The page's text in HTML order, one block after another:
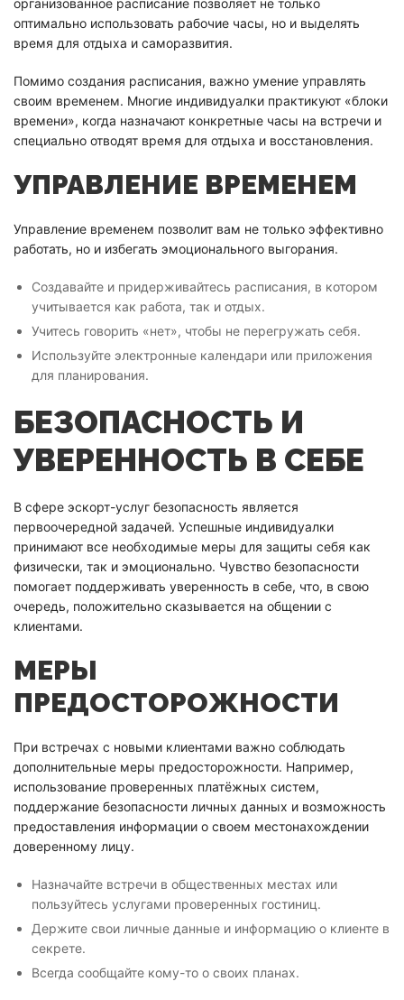
организованное расписание позволяет не только
оптимально использовать рабочие часы, но и выделять
время для отдыха и саморазвития.
Помимо создания расписания, важно умение управлять
своим временем. Многие индивидуалки практикуют «блоки
времени», когда назначают конкретные часы на встречи и
специально отводят время для отдыха и восстановления.
УПРАВЛЕНИЕ ВРЕМЕНЕМ
Управление временем позволит вам не только эффективно
работать, но и избегать эмоционального выгорания.
Создавайте и придерживайтесь расписания, в котором
учитывается как работа, так и отдых.
Учитесь говорить «нет», чтобы не перегружать себя.
Используйте электронные календари или приложения
для планирования.
БЕЗОПАСНОСТЬ И
УВЕРЕННОСТЬ В СЕБЕ
В сфере эскорт-услуг безопасность является
первоочередной задачей. Успешные индивидуалки
принимают все необходимые меры для защиты себя как
физически, так и эмоционально. Чувство безопасности
помогает поддерживать уверенность в себе, что, в свою
очередь, положительно сказывается на общении с
клиентами.
МЕРЫ
ПРЕДОСТОРОЖНОСТИ
При встречах с новыми клиентами важно соблюдать
дополнительные меры предосторожности. Например,
использование проверенных платёжных систем,
поддержание безопасности личных данных и возможность
предоставления информации о своем местонахождении
доверенному лицу.
Назначайте встречи в общественных местах или
пользуйтесь услугами проверенных гостиниц.
Держите свои личные данные и информацию о клиенте в
секрете.
Всегда сообщайте кому-то о своих планах.